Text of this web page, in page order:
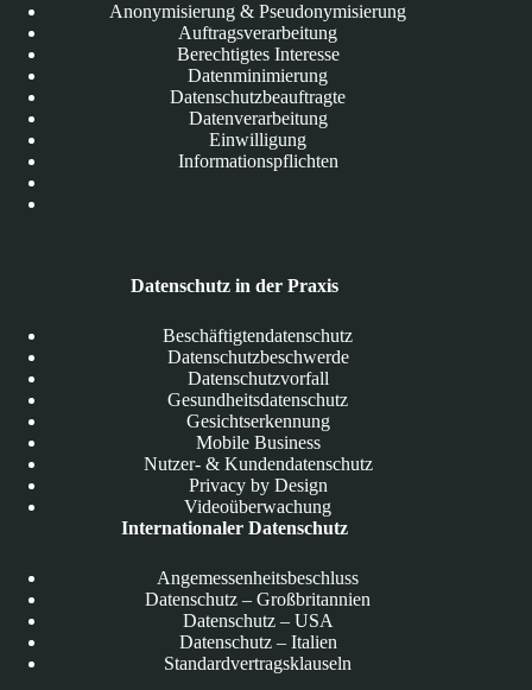
Anonymisierung & Pseudonymisierung
Auftragsverarbeitung
Berechtigtes Interesse
Datenminimierung
Datenschutzbeauftragte
Datenverarbeitung
Einwilligung
Informationspflichten
Datenschutz in der Praxis
Beschäftigtendatenschutz
Datenschutzbeschwerde
Datenschutzvorfall
Gesundheitsdatenschutz
Gesichtserkennung
Mobile Business
Nutzer- & Kundendatenschutz
Privacy by Design
Videoüberwachung
Internationaler Datenschutz
Angemessenheitsbeschluss
Datenschutz – Großbritannien
Datenschutz – USA
Datenschutz – Italien
Standardvertragsklauseln